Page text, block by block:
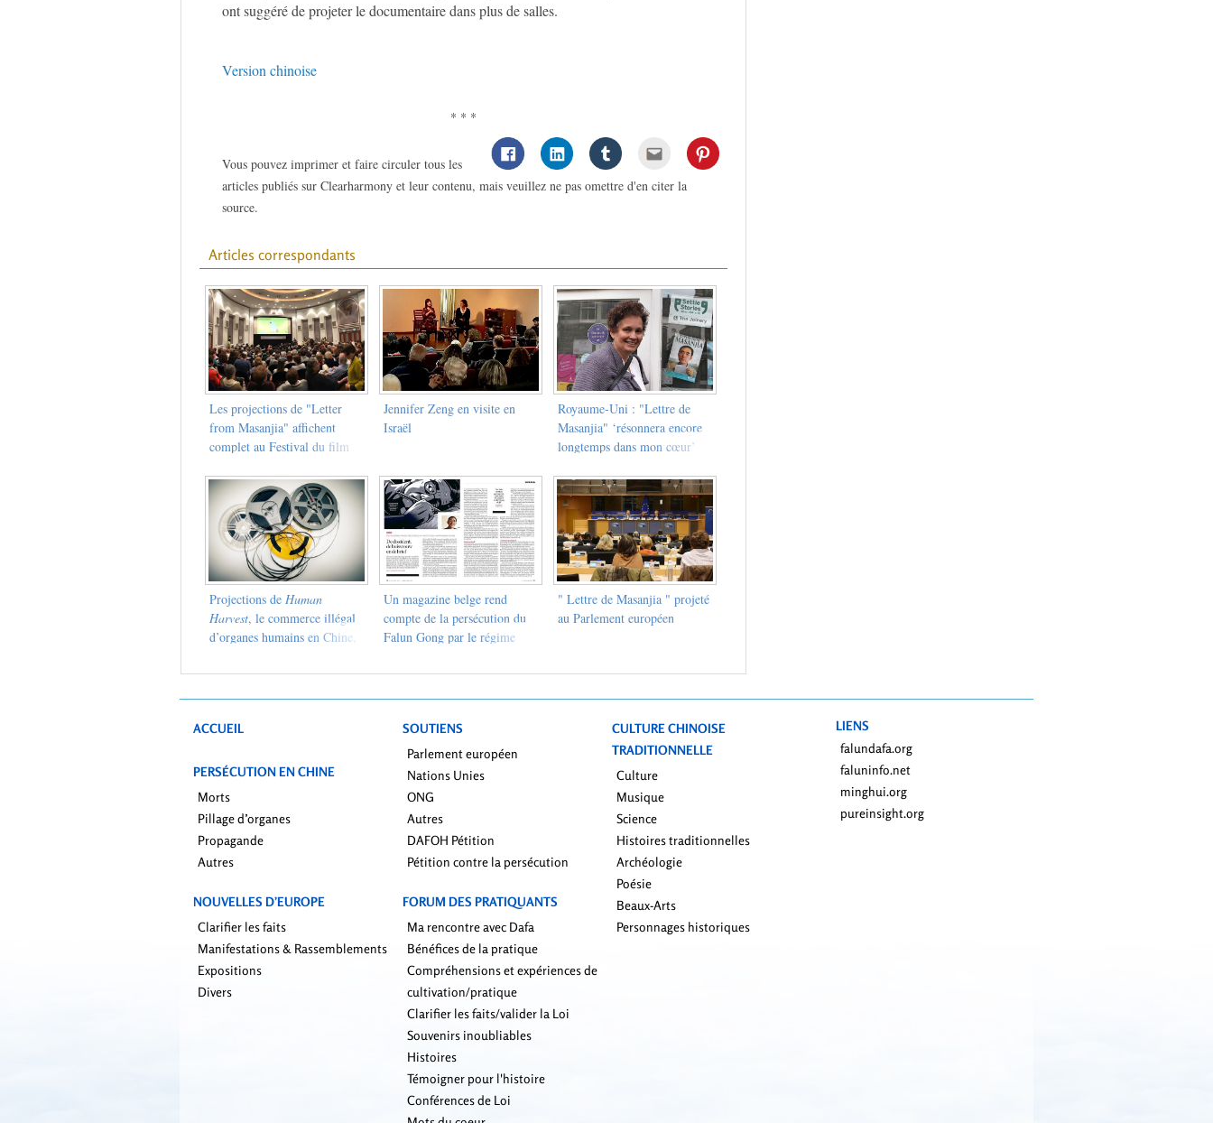
ont suggéré de projeter le documentaire dans plus de salles.
Version chinoise
* * *
Vous pouvez imprimer et faire circuler tous les
articles publiés sur Clearharmony et leur contenu, mais veuillez ne pas omettre d'en citer la
source.
Articles correspondants
Les projections de "Letter
from Masanjia" affichent
complet au Festival du film
Thessalonique
Jennifer Zeng en visite en
Israël
Royaume-Uni : "Lettre de
Masanjia" ‘résonnera encore
longtemps dans mon cœur’
Projections de Human
Harvest, le commerce illégal
d’organes humains en Chine,
Comté en 2018 et 2019
Un magazine belge rend
compte de la persécution du
Falun Gong par le régime
" Lettre de Masanjia " projeté
au Parlement européen
ACCUEIL
PERSÉCUTION EN CHINE
Morts
Pillage d’organes
Propagande
Autres
NOUVELLES D’EUROPE
Clarifier les faits
Manifestations & Rassemblements
Expositions
Divers
SOUTIENS
Parlement européen
Nations Unies
ONG
Autres
DAFOH Pétition
Pétition contre la persécution
FORUM DES PRATIQUANTS
Ma rencontre avec Dafa
Bénéfices de la pratique
Compréhensions et expériences de
cultivation/pratique
Clarifier les faits/valider la Loi
Souvenirs inoubliables
Histoires
Témoigner pour l'histoire
Conférences de Loi
CULTURE CHINOISE
TRADITIONNELLE
Culture
Musique
Science
Histoires traditionnelles
Archéologie
Poésie
Beaux-Arts
Personnages historiques
LIENS
falundafa.org
faluninfo.net
minghui.org
pureinsight.org